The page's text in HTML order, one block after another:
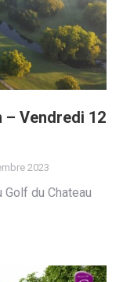
– Vendredi 12
2023
du Chateau